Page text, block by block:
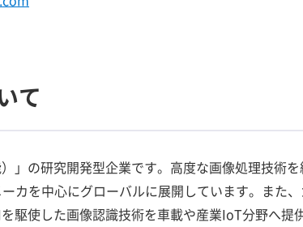
て
」の研究開発型企業です。高度な画像処理技術
カを中心にグローバルに展開しています。また
駆使した画像認識技術を車載や産業IoT分野へ提